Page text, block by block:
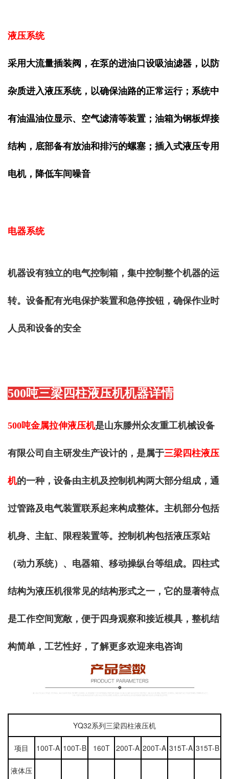
液压系统
采用大流量插装阀，在泵的进油口设吸油滤器，以防
杂质进入液压系统，以确保油路的正常运行；系统中
有油温油位显示、空气滤清等装置；油箱为钢板焊接
结构，底部备有放油和排污的螺塞；插入式液压专用
电机，降低车间噪音
电器系统
机器设有独立的电气控制箱，集中控制整个机器的运
转。设备配有光电保护装置和急停按钮，确保作业时
人员和设备的安全
500吨三梁四柱液压机机器详情
500吨金属拉伸液压机是山东滕州众友重工机械设备
有限公司自主研发生产设计的，是属于三梁四柱液压
机的一种，设备由主机及控制机构两大部分组成，通
过管路及电气装置联系起来构成整体。 主机部分包括
机身、主缸、限程装置等。控制机构包括液压泵站
（动力系统）、电器箱、移动操纵台等组成。 四柱式
结构为液压机很常见的结构形式之一，它的显著特点
是工作空间宽敞，便于四身观察和接近模具，整机结
构简单，工艺性好，了解更多欢迎来电咨询
YQ32系列三梁四柱液压机
项目 100T-A 100T-B 160T 200T-A 200T-A 315T-A 315T-B
液体压